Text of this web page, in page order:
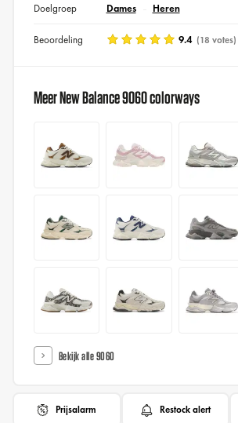
Doelgroep Dames Heren
Beoordeling 9.4 (18 votes)
Meer New Balance 9060 colorways
Bekijk alle 9060
Prijsalarm Restock alert